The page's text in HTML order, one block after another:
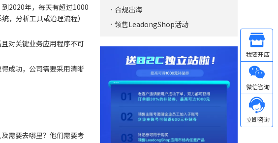
2020年，每天有超过1000
，分析工具或治理流程）
对关键业务应用程序不可
成功，公司需要采用清晰
需要去哪里？他们需要考
合规出海
领售LeadongShop活动
Other
微信